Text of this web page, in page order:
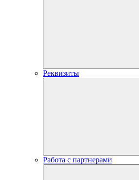
Реквизиты
Работа с партнерами